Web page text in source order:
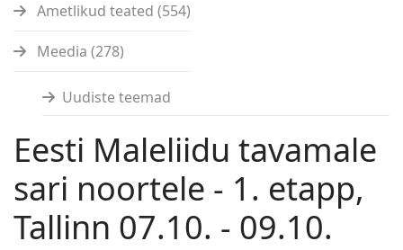
Ametlikud teated (554)
Meedia (278)
Uudiste teemad
Eesti Maleliidu tavamale
sari noortele - 1. etapp,
Tallinn 07.10. - 09.10.